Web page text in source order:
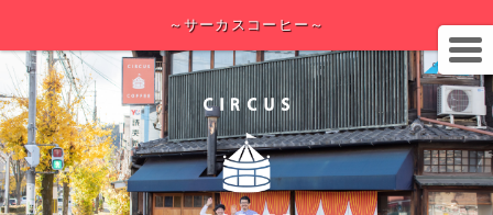
～サーカスコーヒー～